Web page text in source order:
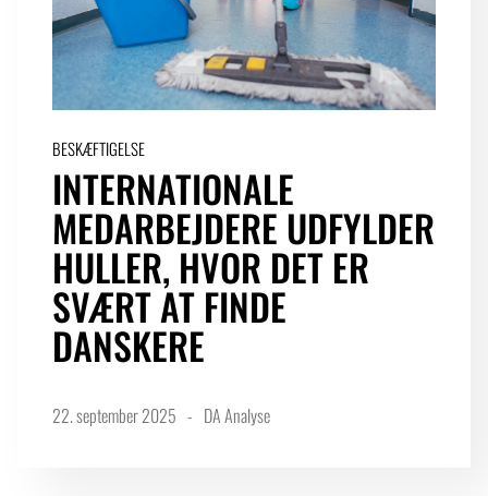
BESKÆFTIGELSE
INTERNATIONALE
MEDARBEJDERE UDFYLDER
HULLER, HVOR DET ER
SVÆRT AT FINDE
DANSKERE
22. september 2025 DA Analyse